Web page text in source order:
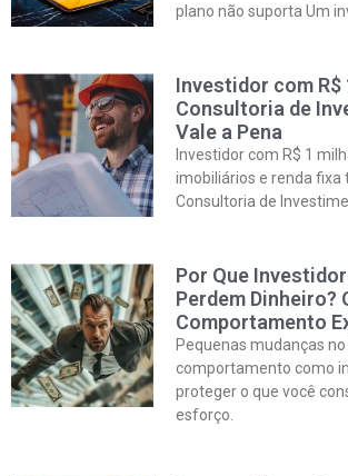
plano não suporta Um
Investidor com R$
Consultoria de
Vale a Pena
Investidor com R$ 1
imobiliários e renda fixa
Consultoria de
Por Que
Perdem Dinheiro?
Comportamento
Pequenas mudanças no
comportamento como
proteger o que você
esforço.